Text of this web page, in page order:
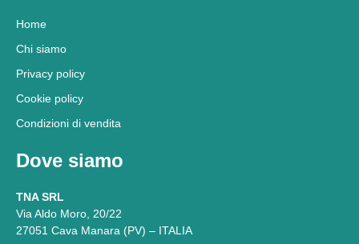
Home
Chi siamo
Privacy policy
Cookie policy
Condizioni di vendita
Dove siamo
TNA SRL
Via Aldo Moro, 20/22
27051 Cava Manara (PV) – ITALIA